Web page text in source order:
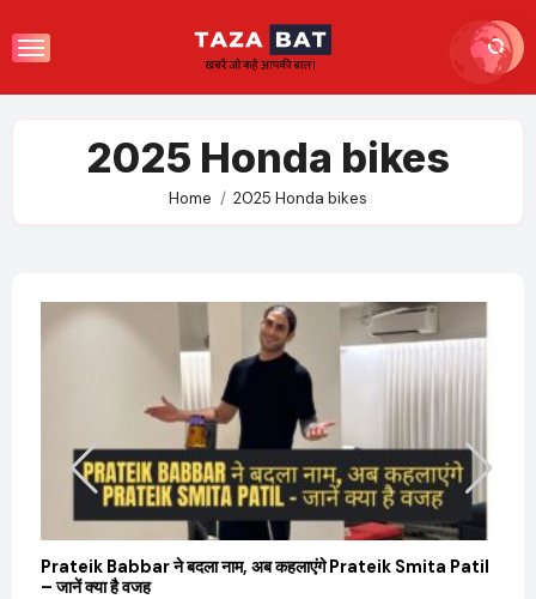
to
2025 Honda bikes
Home 2025 Honda bikes
Prateik Babbar ने बदला नाम, अब कहलाएंगे Prateik Smita Patil
– जानें क्या है वजह